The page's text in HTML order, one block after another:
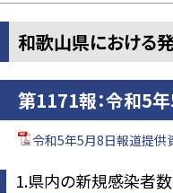
和歌山県における
第1171報：令和5
令和5年5月8日報道提供
1.県内の新規感染者